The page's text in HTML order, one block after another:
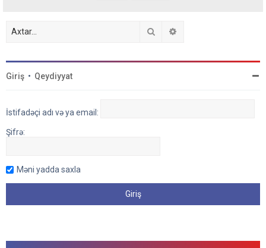
Axtar
Giriş • Qeydiyyat
İstifadəçi adı və ya email:
Şifrə:
Məni yadda saxla